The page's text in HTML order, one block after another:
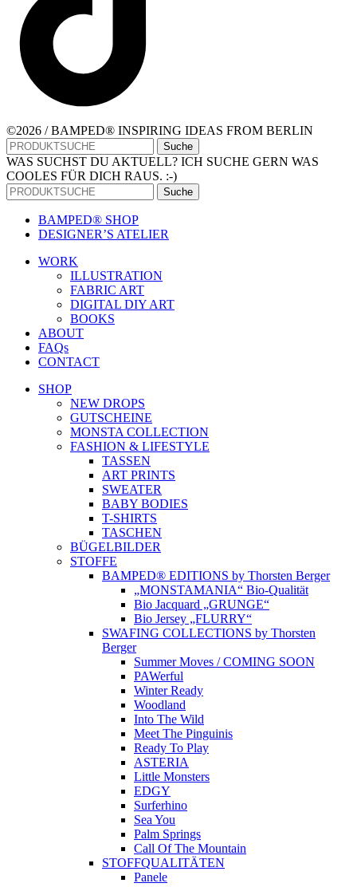
©2026 / BAMPED® INSPIRING IDEAS FROM BERLIN
Suche
WAS SUCHST DU AKTUELL? ICH SUCHE GERN WAS
COOLES FÜR DICH RAUS. :-)
Suche
BAMPED® SHOP
DESIGNER’S ATELIER
WORK
ILLUSTRATION
FABRIC ART
DIGITAL DIY ART
BOOKS
ABOUT
FAQs
CONTACT
SHOP
NEW DROPS
GUTSCHEINE
MONSTA COLLECTION
FASHION & LIFESTYLE
TASSEN
ART PRINTS
SWEATER
BABY BODIES
T-SHIRTS
TASCHEN
BÜGELBILDER
STOFFE
BAMPED® EDITIONS by Thorsten Berger
„MONSTAMANIA“ Bio-Qualität
Bio Jacquard „GRUNGE“
Bio Jersey „FLURRY“
SWAFING COLLECTIONS by Thorsten
Berger
Summer Moves / COMING SOON
PAWerful
Winter Ready
Woodland
Into The Wild
Meet The Pinguinis
Ready To Play
ASTERIA
Little Monsters
EDGY
Surferhino
Sea You
Palm Springs
Call Of The Mountain
STOFFQUALITÄTEN
Panele